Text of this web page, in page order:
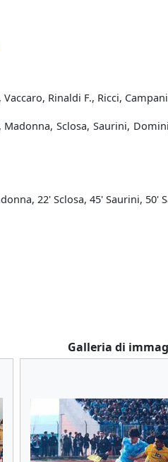
Rinaldi F., Ricci,
Sclosa, Saurini,
22' Sclosa, 45' Saurini, 50'
Galleria di